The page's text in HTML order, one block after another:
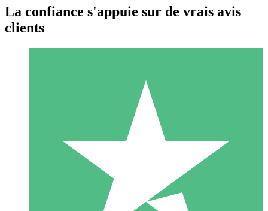
Packs de Crédits Individuels
Payez à l'utilisation avec des crédits de téléchargement. Sans
1 Téléchargement
10 00
La confiance s'appuie sur de vrais avis
clients